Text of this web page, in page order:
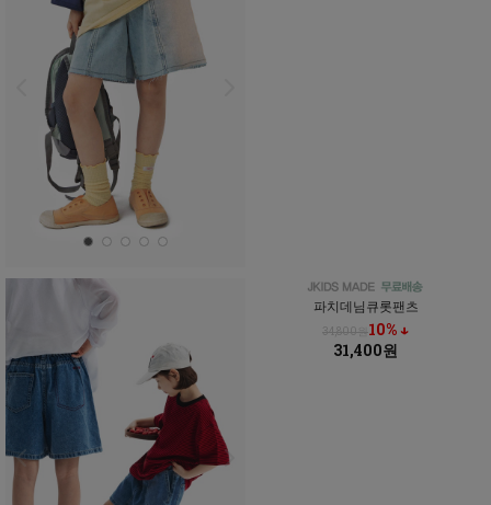
파치데님큐롯팬츠
34,800원10% ↓
31,400원